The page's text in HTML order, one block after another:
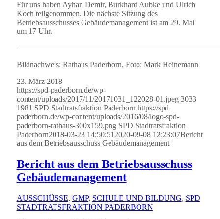
Für uns haben Ayhan Demir, Burkhard Aubke und Ulrich
Koch teilgenommen. Die nächste Sitzung des
Betriebsausschusses Gebäudemanagement ist am 29. Mai
um 17 Uhr.
Bildnachweis: Rathaus Paderborn, Foto: Mark Heinemann
23. März 2018
https://spd-paderborn.de/wp-
content/uploads/2017/11/20171031_122028-01.jpeg 3033
1981 SPD Stadtratsfraktion Paderborn https://spd-
paderborn.de/wp-content/uploads/2016/08/logo-spd-
paderborn-rathaus-300x159.png SPD Stadtratsfraktion
Paderborn2018-03-23 14:50:512020-09-08 12:23:07Bericht
aus dem Betriebsausschuss Gebäudemanagement
Bericht aus dem Betriebsausschuss
Gebäudemanagement
AUSSCHÜSSE, GMP, SCHULE UND BILDUNG, SPD
STADTRATSFRAKTION PADERBORN